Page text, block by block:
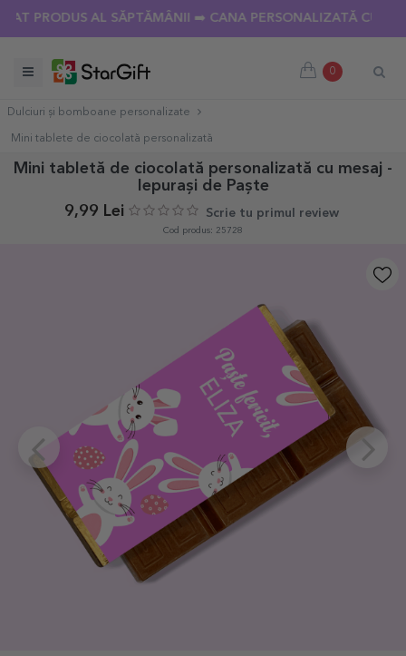
AL SĂPTĂMÂNII ➡️ CANA PERSONALIZATĂ CU 18 POZE
0
Dulciuri și bomboane personalizate
Mini tablete de ciocolată personalizată
Mini tabletă de ciocolată personalizată cu mesaj -
Iepurași de Paște
9,99 Lei
Scrie tu primul review
Cod produs: 25728